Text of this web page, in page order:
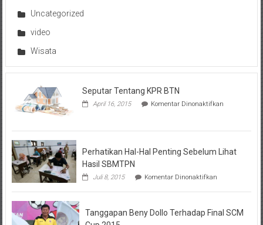
Uncategorized
video
Wisata
Seputar Tentang KPR BTN
April 16, 2015 Komentar Dinonaktifkanpada
KPR
Perhatikan Hal-Hal Penting Sebelum Lihat
Hasil SBMTPN
Juli 8, 2015 Komentar Dinonaktifkanpada
Hal-
Penting
Tanggapan Beny Dollo Terhadap Final SCM